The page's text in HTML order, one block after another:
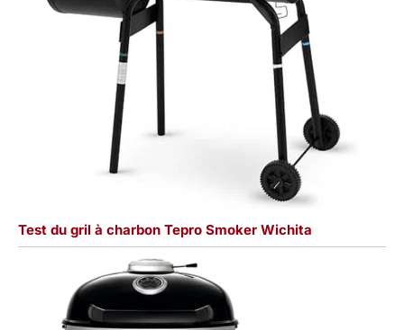
Test du gril à charbon Tepro Smoker Wichita